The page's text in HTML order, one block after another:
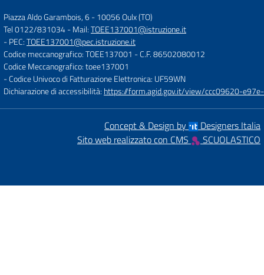
Piazza Aldo Garambois, 6-10056 Oulx (TO)
Tel 0122/831034- Mail:TOEE137001@istruzione.it
- PEC:TOEE137001@pec.istruzione.it
Codice meccanografico: TOEE137001 - C.F. 86502080012
Codice Meccanografico: toee137001
- Codice Univoco di Fatturazione Elettronica: UF59WN
Dichiarazione di accessibilità: https://form.agid.gov.it/view/ccc09620-
Concept & Design by
Designers Italia
Sito web realizzato con CMS
SCUOLASTICO